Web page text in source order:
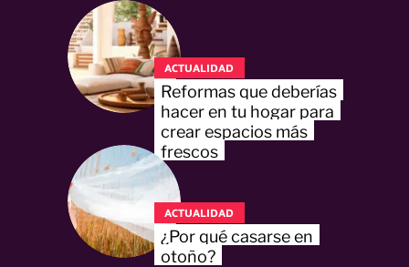
ACTUALIDAD
Reformas que deberías
hacer en tu hogar para
crear espacios más
frescos
ACTUALIDAD
¿Por qué casarse en
otoño?